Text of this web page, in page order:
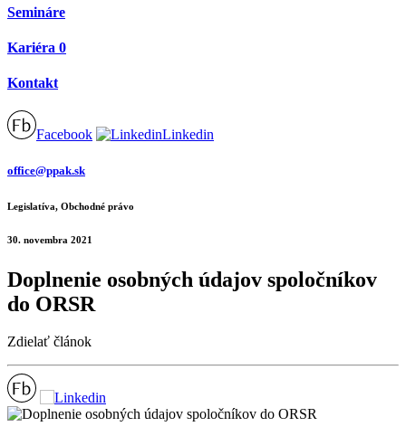
Semináre
Kariéra 0
Kontakt
Facebook Linkedin
office@ppak.sk
Legislatíva, Obchodné právo
30. novembra 2021
Doplnenie osobných údajov spoločníkov
do ORSR
Zdielať článok